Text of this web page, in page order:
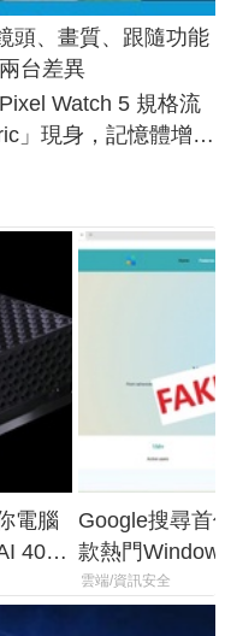
頭、畫質、跟隨功能
台差異
Watch 5 規格流
」現身，記憶體增強
電腦
400
Google搜尋首
款熱門
機
雲端/資訊安全